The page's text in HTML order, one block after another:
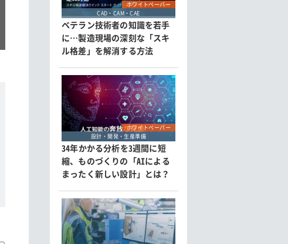
ホワイトペーパー
CAD・CAM・CAE
ベテラン技術者の知識を若手
に…製造現場の深刻な「スキ
ル格差」を解消する方法
ホワイトペーパー
設計・開発・生産準備
34年かかる分析を3週間に短
縮、ものづくりの「AIによる
まったく新しい設計」とは？